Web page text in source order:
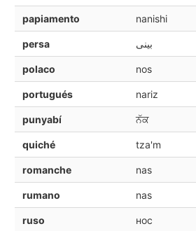
papiamento nanishi
persa بينی
polaco nos
portugués nariz
punyabí ਨੱਕ
quiché tza'm
romanche nas
rumano nas
ruso нос